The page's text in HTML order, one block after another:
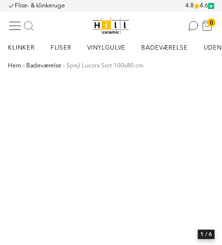
Flise- & klinkeruge 4.8 4.6
0
KLINKER FLISER VINYLGULVE BADEVÆRELSE
Hem Badeværelse Spejl Lucora Sort 100x80 cm
1 / 6